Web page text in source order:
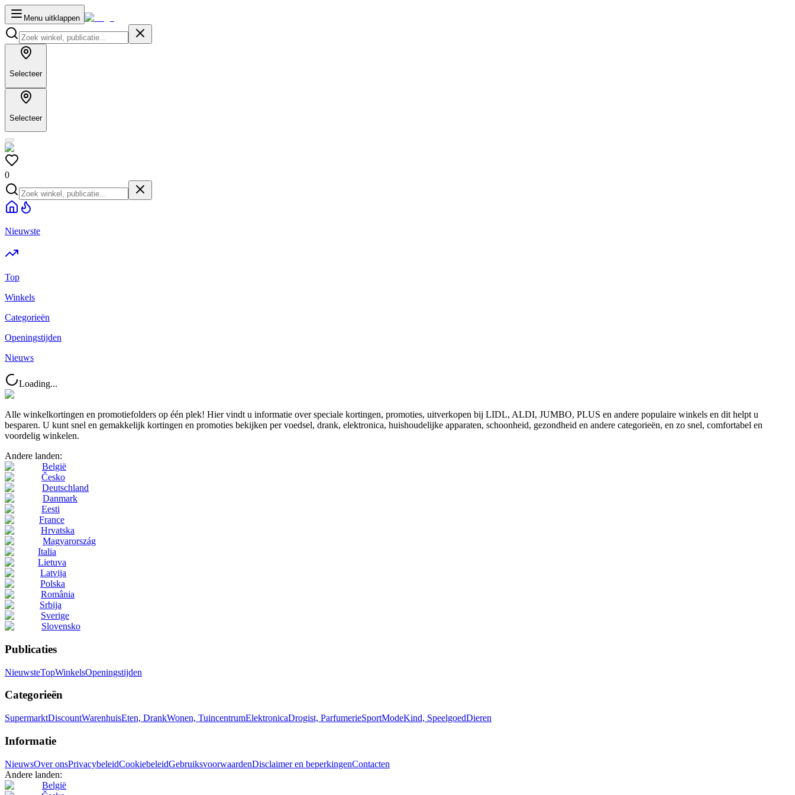
Menu uitklappen
Selecteer
Selecteer
0
Nieuwste
Top
Winkels
Categorieën
Openingstijden
Nieuws
Loading...
Alle winkelkortingen en promotiefolders op één plek! Hier vindt u informatie over speciale kortingen, promoties, uitverkopen bij LIDL, ALDI, JUMBO, PLUS en andere populaire winkels en dit helpt u
besparen. U kunt snel en gemakkelijk kortingen en promoties bekijken per voedsel, drank, elektronica, huishoudelijke apparaten, schoonheid, gezondheid en andere categorieën, en zo snel, comfortabel en
voordelig winkelen.
Andere landen:
België
Česko
Deutschland
Danmark
Eesti
France
Hrvatska
Magyarország
Italia
Lietuva
Latvija
Polska
România
Srbija
Sverige
Slovensko
Publicaties
NieuwsteTopWinkelsOpeningstijden
Categorieën
SupermarktDiscountWarenhuisEten, DrankWonen, TuincentrumElektronicaDrogist, ParfumerieSportModeKind, SpeelgoedDieren
Informatie
NieuwsOver onsPrivacybeleidCookiebeleidGebruiksvoorwaardenDisclaimer en beperkingenContacten
Andere landen:
België